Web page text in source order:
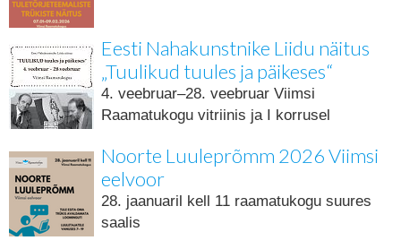
Eesti Nahakunstnike Liidu näitus
„Tuulikud tuules ja päikeses“
4. veebruar–28. veebruar Viimsi
Raamatukogu vitriinis ja I korrusel
Noorte Luuleprõmm 2026 Viimsi
eelvoor
28. jaanuaril kell 11 raamatukogu suures
saalis